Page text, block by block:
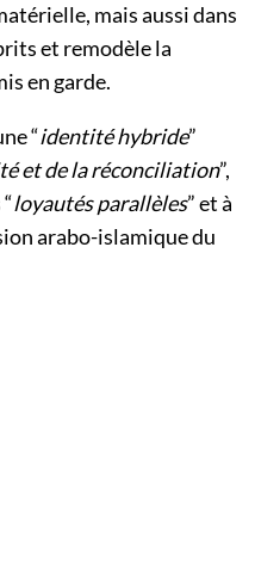
mais aussi dans
et remodèle la
en garde.
“identité hybride”
et de la réconciliation”,
loyautés parallèles” et à
arabo-islamique du